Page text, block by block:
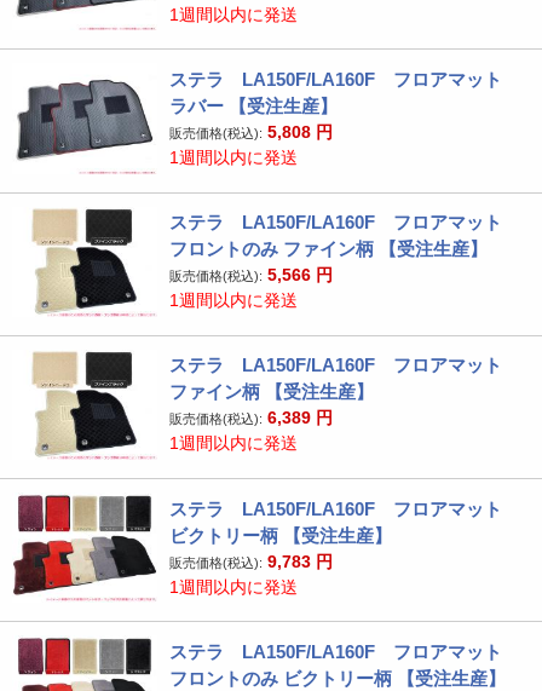
1週間以内に発送
ステラ LA150F/LA160F フロアマット
ラバー 【受注生産】
販売価格(税込): 5,808 円
1週間以内に発送
ステラ LA150F/LA160F フロアマット
フロントのみ ファイン柄 【受注生産】
販売価格(税込): 5,566 円
1週間以内に発送
ステラ LA150F/LA160F フロアマット
ファイン柄 【受注生産】
販売価格(税込): 6,389 円
1週間以内に発送
ステラ LA150F/LA160F フロアマット
ビクトリー柄 【受注生産】
販売価格(税込): 9,783 円
1週間以内に発送
ステラ LA150F/LA160F フロアマット
フロントのみ ビクトリー柄 【受注生産】